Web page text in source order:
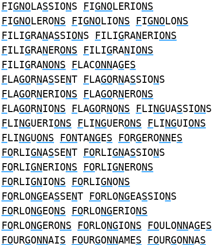
FIGNOLASSIONS FIGNOLERIONS
FIGNOLERONS FIGNOLIONS FIGNOLONS
FILIGRANASSIONS FILIGRANERIONS
FILIGRANERONS FILIGRANIONS
FILIGRANONS FLACONNAGES
FLAGORNASSENT FLAGORNASSIONS
FLAGORNERIONS FLAGORNERONS
FLAGORNIONS FLAGORNONS FLINGUASSIONS
FLINGUERIONS FLINGUERONS FLINGUIONS
FLINGUONS FONTANGES FORGERONNES
FORLIGNASSENT FORLIGNASSIONS
FORLIGNERIONS FORLIGNERONS
FORLIGNIONS FORLIGNONS
FORLONGEASSENT FORLONGEASSIONS
FORLONGEONS FORLONGERIONS
FORLONGERONS FORLONGIONS FOULONNAGES
FOURGONNAIS FOURGONNAMES FOURGONNAS